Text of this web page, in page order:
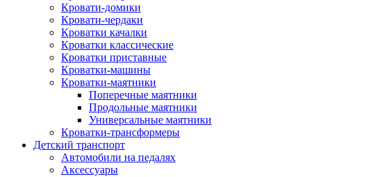
Кровати-домики
Кровати-чердаки
Кроватки качалки
Кроватки классические
Кроватки приставные
Кроватки-машины
Кроватки-маятники
Поперечные маятники
Продольные маятники
Универсальные маятники
Кроватки-трансформеры
Детский транспорт
Автомобили на педалях
Аксессуары